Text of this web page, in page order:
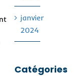
janvier
2024
Catégories